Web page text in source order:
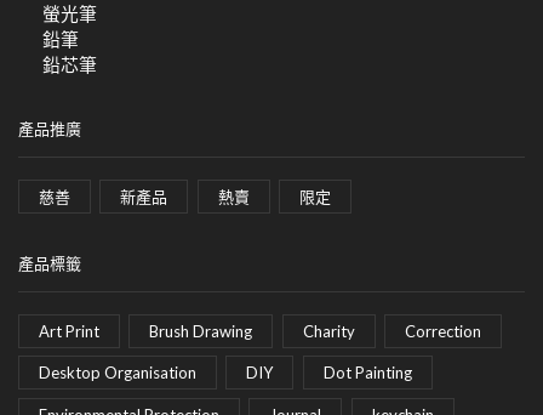
螢光筆
鉛筆
鉛芯筆
產品推廣
慈善 新產品 熱賣 限定
產品標籤
Art Print Brush Drawing Charity Correction
Desktop Organisation DIY Dot Painting